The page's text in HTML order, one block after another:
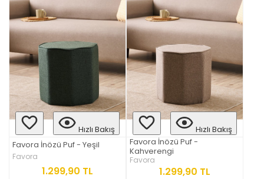
Hızlı Bakış
Favora İnözü Puf - Yeşil
Favora
1.299,90 TL
Hızlı Bakış
Favora İnözü Puf -
Kahverengi
Favora
1.299,90 TL